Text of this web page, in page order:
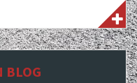
BLOG